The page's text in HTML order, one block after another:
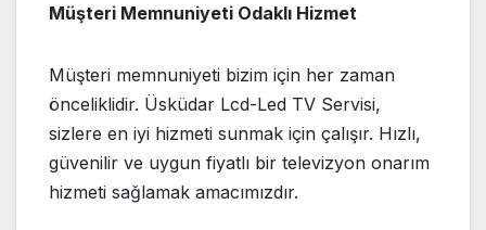
Müşteri Memnuniyeti Odaklı Hizmet
Müşteri memnuniyeti bizim için her zaman
önceliklidir. Üsküdar Lcd-Led TV Servisi,
sizlere en iyi hizmeti sunmak için çalışır. Hızlı,
güvenilir ve uygun fiyatlı bir televizyon onarım
hizmeti sağlamak amacımızdır.